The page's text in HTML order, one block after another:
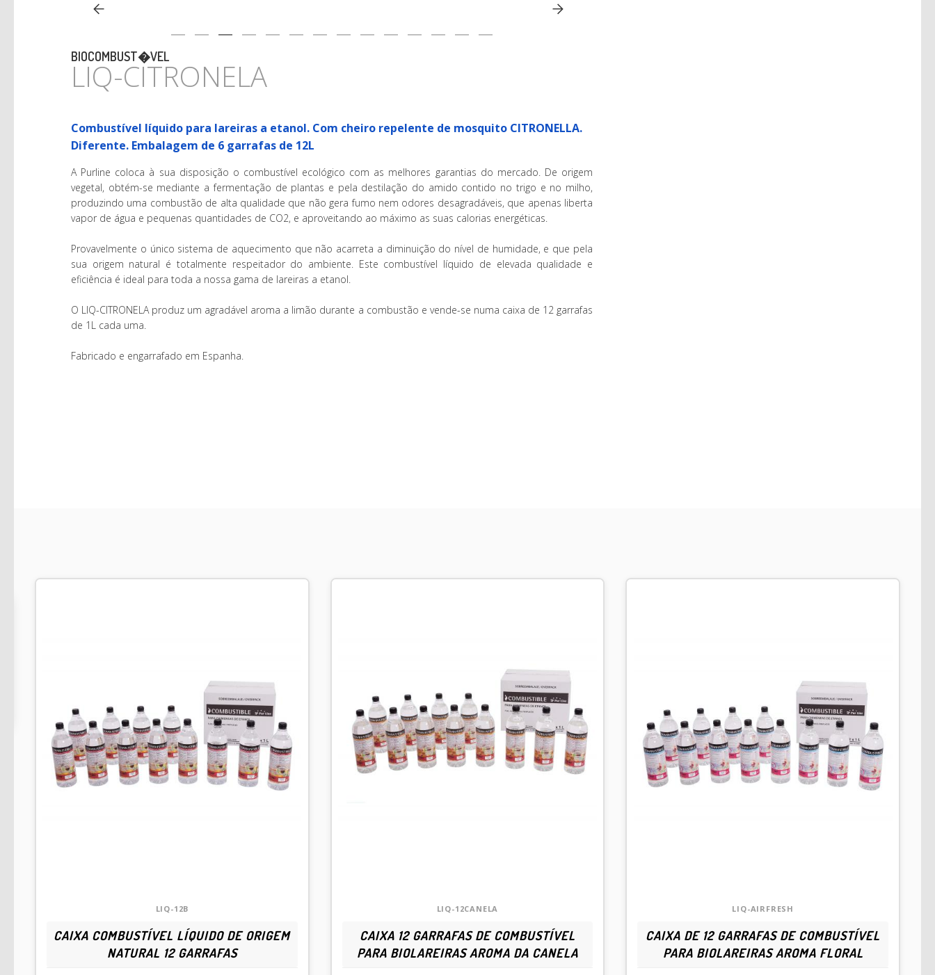
BIOCOMBUST�VEL
LIQ-CITRONELA
Combustível líquido para lareiras a etanol. Com cheiro repelente de mosquito CITRONELLA.
Diferente. Embalagem de 6 garrafas de 12L
A Purline coloca à sua disposição o combustível ecológico com as melhores garantias do mercado. De origem
vegetal, obtém-se mediante a fermentação de plantas e pela destilação do amido contido no trigo e no milho,
produzindo uma combustão de alta qualidade que não gera fumo nem odores desagradáveis, que apenas liberta
vapor de água e pequenas quantidades de CO2, e aproveitando ao máximo as suas calorias energéticas.
Provavelmente o único sistema de aquecimento que não acarreta a diminuição do nível de humidade, e que pela
sua origem natural é totalmente respeitador do ambiente. Este combustível líquido de elevada qualidade e
eficiência é ideal para toda a nossa gama de lareiras a etanol.
O LIQ-CITRONELA produz um agradável aroma a limão durante a combustão e vende-se numa caixa de 12 garrafas
de 1L cada uma.
Fabricado e engarrafado em Espanha.
LIQ-12B
CAIXA COMBUSTÍVEL LÍQUIDO DE ORIGEM
NATURAL 12 GARRAFAS
LIQ-12CANELA
CAIXA 12 GARRAFAS DE COMBUSTÍVEL
PARA BIOLAREIRAS AROMA DA CANELA
LIQ-AIRFRESH
CAIXA DE 12 GARRAFAS DE COMBUSTÍVEL
PARA BIOLAREIRAS AROMA FLORAL